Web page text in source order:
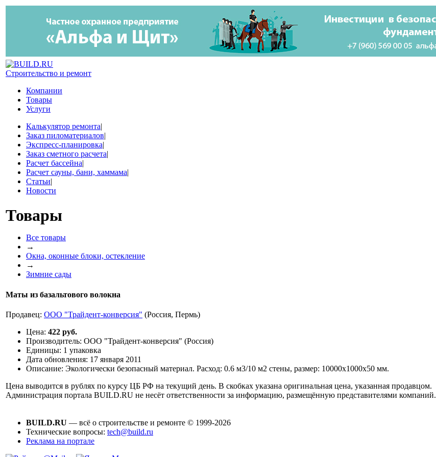
Строительство и ремонт
Компании
Товары
Услуги
Калькулятор ремонта|
Заказ пиломатериалов|
Экспресс-планировка|
Заказ сметного расчета|
Расчет бассейна|
Расчет сауны, бани, хаммама|
Статьи|
Новости
Товары
Все товары
→
Окна, оконные блоки, остекление
→
Зимние сады
Маты из базальтового волокна
Продавец: ООО "Трайдент-конверсия" (Россия, Пермь)
Цена: 422 руб.
Производитель: ООО "Трайдент-конверсия" (Россия)
Единицы: 1 упаковка
Дата обновления: 17 января 2011
Описание: Экологически безопасный материал. Расход: 0.6 м3/10 м2 стены, размер: 10000х1000х50 мм.
Цена выводится в рублях по курсу ЦБ РФ на текущий день. В скобках указана оригинальная цена, указанная продавцом.
Администрация портала BUILD.RU не несёт ответственности за информацию, размещённую представителями компаний.
BUILD.RU — всё о строительстве и ремонте © 1999-2026
Технические вопросы: tech@build.ru
Реклама на портале